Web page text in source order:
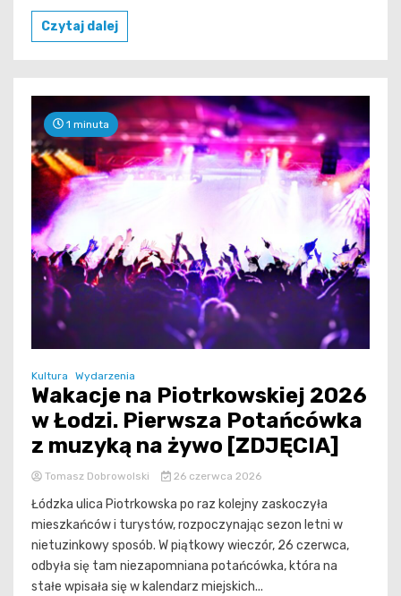
Czytaj dalej
1 minuta
Kultura Wydarzenia
Wakacje na Piotrkowskiej 2026
w Łodzi. Pierwsza Potańcówka
z muzyką na żywo [ZDJĘCIA]
Tomasz Dobrowolski 26 czerwca 2026
Łódzka ulica Piotrkowska po raz kolejny zaskoczyła
mieszkańców i turystów, rozpoczynając sezon letni w
nietuzinkowy sposób. W piątkowy wieczór, 26 czerwca,
odbyła się tam niezapomniana potańcówka, która na
stałe wpisała się w kalendarz miejskich...